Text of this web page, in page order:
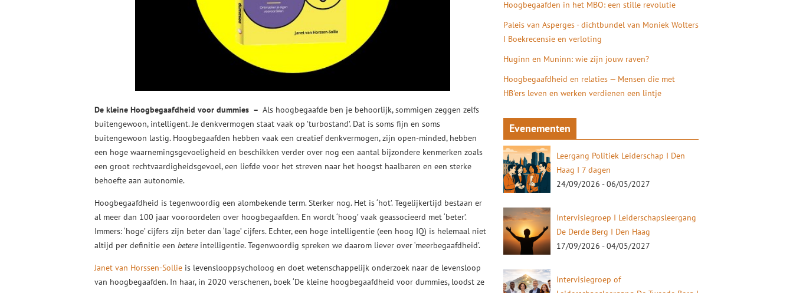
De kleine Hoogbegaafdheid voor dummies – Als hoogbegaafde ben je behoorlijk, sommigen zeggen zelfs
buitengewoon, intelligent. Je denkvermogen staat vaak op ’turbostand’. Dat is soms fijn en soms
buitengewoon lastig. Hoogbegaafden hebben vaak een creatief denkvermogen, zijn open-minded, hebben
een hoge waarnemingsgevoeligheid en beschikken verder over nog een aantal bijzondere kenmerken zoals
een groot rechtvaardigheidsgevoel, een liefde voor het streven naar het hoogst haalbaren en een sterke
behoefte aan autonomie.
Hoogbegaafdheid is tegenwoordig een alombekende term. Sterker nog. Het is ‘hot’. Tegelijkertijd bestaan er
al meer dan 100 jaar vooroordelen over hoogbegaafden. En wordt ‘hoog’ vaak geassocieerd met ‘beter’.
Immers: ‘hoge’ cijfers zijn beter dan ‘lage’ cijfers. Echter, een hoge intelligentie (een hoog IQ) is helemaal niet
altijd per definitie een betereintelligentie. Tegenwoordig spreken we daarom liever over ‘meerbegaafdheid’.
Janet van Horssen-Sollie is levenslooppsycholoog en doet wetenschappelijk onderzoek naar de levensloop
van hoogbegaafden. In haar, in 2020 verschenen, boek ‘De kleine hoogbegaafdheid voor dummies, loodst ze
Hoogbegaafden in het MBO: een stille revolutie
Paleis van Asperges - dichtbundel van Moniek Wolters
I Boekrecensie en verloting
Huginn en Muninn: wie zijn jouw raven?
Hoogbegaafdheid en relaties — Mensen die met
HB'ers leven en werken verdienen een lintje
Evenementen
Leergang Politiek Leiderschap I Den
Haag I 7 dagen
24/09/2026 - 06/05/2027
Intervisiegroep I Leiderschapsleergang
De Derde Berg I Den Haag
17/09/2026 - 04/05/2027
Intervisiegroep of